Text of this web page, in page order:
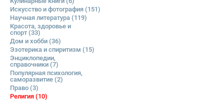
Искусство и фотография (151)
Научная литература (119)
Красота, здоровье и
спорт(33)
Дом и хобби (36)
Эзотерика и спиритизм (15)
Энциклопедии,
справочники (7)
Популярная психология,
саморазвитие (2)
Право (3)
Религия (10)